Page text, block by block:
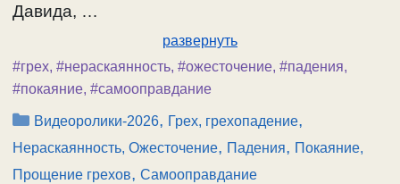
Давида, …
развернуть
#грех, #нераскаянность, #ожесточение, #падения,
#покаяние, #самооправдание
Рубрики
Видеоролики-2026, Грех, грехопадение,
Нераскаянность, Ожесточение, Падения, Покаяние,
Прощение грехов, Самооправдание